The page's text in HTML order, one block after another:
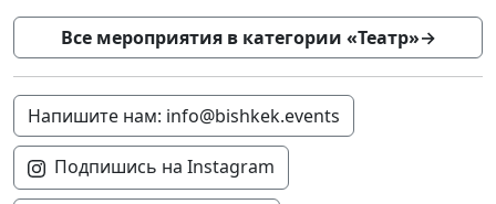
Все мероприятия в категории «Театр»→
Напишите нам: info@bishkek.events
Подпишись на Instagram